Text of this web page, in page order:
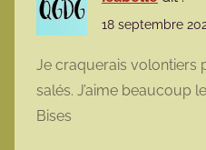
18 septembre
Je craquerais volontiers
salés. J’aime beaucoup
Bises